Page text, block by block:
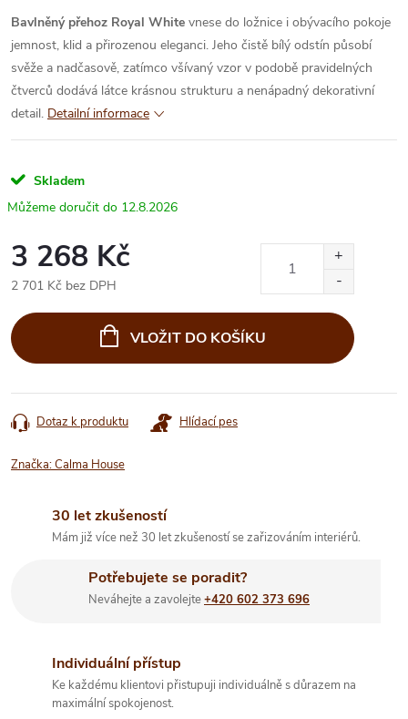
Bavlněný přehoz Royal White vnese do ložnice i obývacího pokoje
jemnost, klid a přirozenou eleganci. Jeho čistě bílý odstín působí
svěže a nadčasově, zatímco všívaný vzor v podobě pravidelných
čtverců dodává látce krásnou strukturu a nenápadný dekorativní
detail. Detailní informace
Skladem
12.8.2026
3 268 Kč
2 701 Kč bez DPH
cena:
VLOŽIT DO KOŠÍKU
Dotaz k produktu Hlídací pes
Značka:Calma House
30 let zkušeností
Mám již více než 30 let zkušeností se zařizováním interiérů.
Potřebujete se poradit?
Neváhejte a zavolejte+420 602 373 696
Individuální přístup
Ke každému klientovi přistupuji individuálně s důrazem na
maximální spokojenost.